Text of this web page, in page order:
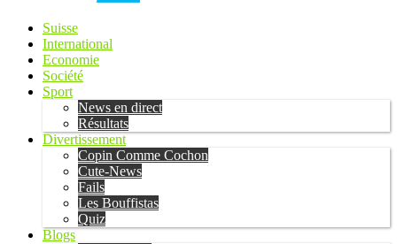
Suisse
International
Economie
Société
Sport
News en direct
Résultats
Divertissement
Copin Comme Cochon
Cute-News
Fails
Les Bouffistas
Quiz
Blogs